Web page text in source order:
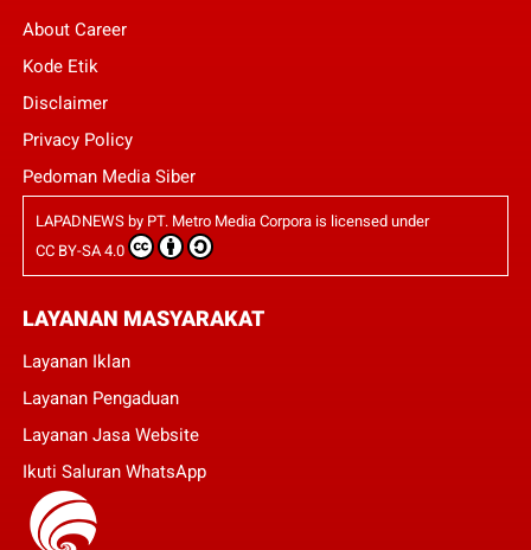
About Career
Kode Etik
Disclaimer
Privacy Policy
Pedoman Media Siber
LAPADNEWSby PT. Metro Media Corporais licensed under
CC BY-SA 4.0
LAYANAN MASYARAKAT
Layanan Iklan
Layanan Pengaduan
Layanan Jasa Website
Ikuti Saluran WhatsApp